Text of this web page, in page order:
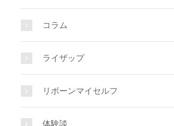
コラム
ライザップ
リボーンマイセルフ
体験談